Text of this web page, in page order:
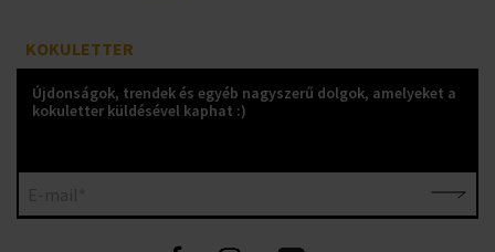
KOKULETTER
Újdonságok, trendek és egyéb nagyszerű dolgok, amelyeket a
kokuletter küldésével kaphat :)